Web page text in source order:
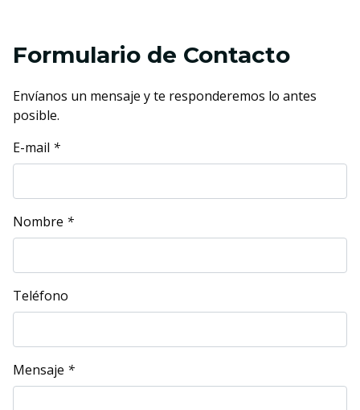
Formulario de Contacto
Envíanos un mensaje y te responderemos lo antes
posible.
E-mail *
Nombre *
Teléfono
Mensaje *